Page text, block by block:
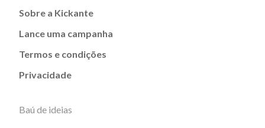
Sobre a Kickante
Lance uma campanha
Termos e condições
Privacidade
Baú de ideias